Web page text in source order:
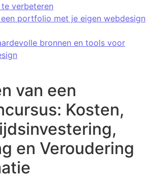
verbeteren
portfolio met je eigen webdesign
bronnen en tools voor
van een
Kosten,
en Veroudering